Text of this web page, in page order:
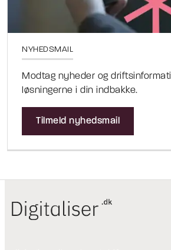
NYHEDSMAIL
Modtag nyheder og
løsningerne i din indbakke.
Tilmeld nyhedsmail